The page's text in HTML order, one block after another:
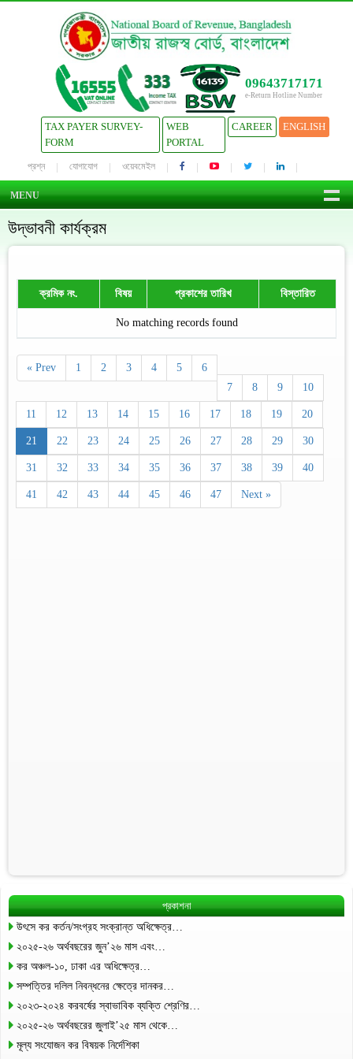
09643717171
e-Return Hotline Number
TAX PAYER SURVEY-
FORM
WEB
PORTAL
CAREER ENGLISH
প্রশ্ন যোগাযোগ ওয়েবমেইল
MENU
উদ্ভাবনী কার্যক্রম
ক্রমিক নং. বিষয় প্রকাশের তারিখ বিস্তারিত
No matching records found
« Prev 1 2 3 4 5
6
7
8 9 10
11 12 13 14 15 16 17 18 19 20
21 22 23 24 25 26 27 28 29 30
31 32 33 34 35 36 37 38 39 40
41 42 43 44 45 46 47 Next »
প্রকাশনা
উৎসে কর কর্তন/সংগ্রহ সংক্রান্ত অধিক্ষেত্র…
২০২৫-২৬ অর্থবছরের জুন’২৬ মাস এবং…
কর অঞ্চল-১০, ঢাকা এর অধিক্ষেত্র…
সম্পত্তির দলিল নিবন্ধনের ক্ষেত্রে দানকর…
২০২৩-২০২৪ করবর্ষের স্বাভাবিক ব্যক্তি শ্রেণির…
২০২৫-২৬ অর্থবছরের জুলাই’২৫ মাস থেকে…
মূল্য সংযোজন কর বিষয়ক নির্দেশিকা